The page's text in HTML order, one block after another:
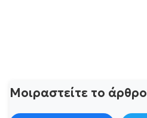
Μοιραστείτε το άρθρο